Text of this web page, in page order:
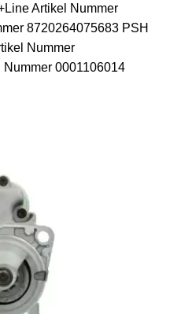
Artikel Nummer
8720264075683 PSH
Nummer
0001106014